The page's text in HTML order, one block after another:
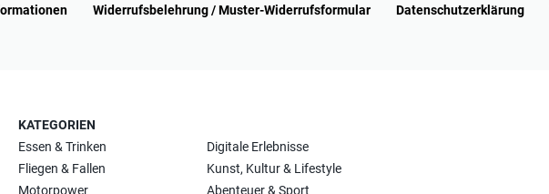
Widerrufsbelehrung / Muster-Widerrufsformular Datenschutzerklärung
KATEGORIEN
Essen & Trinken
Fliegen & Fallen
Motorpower
Digitale Erlebnisse
Kunst, Kultur & Lifestyle
Abenteuer & Sport